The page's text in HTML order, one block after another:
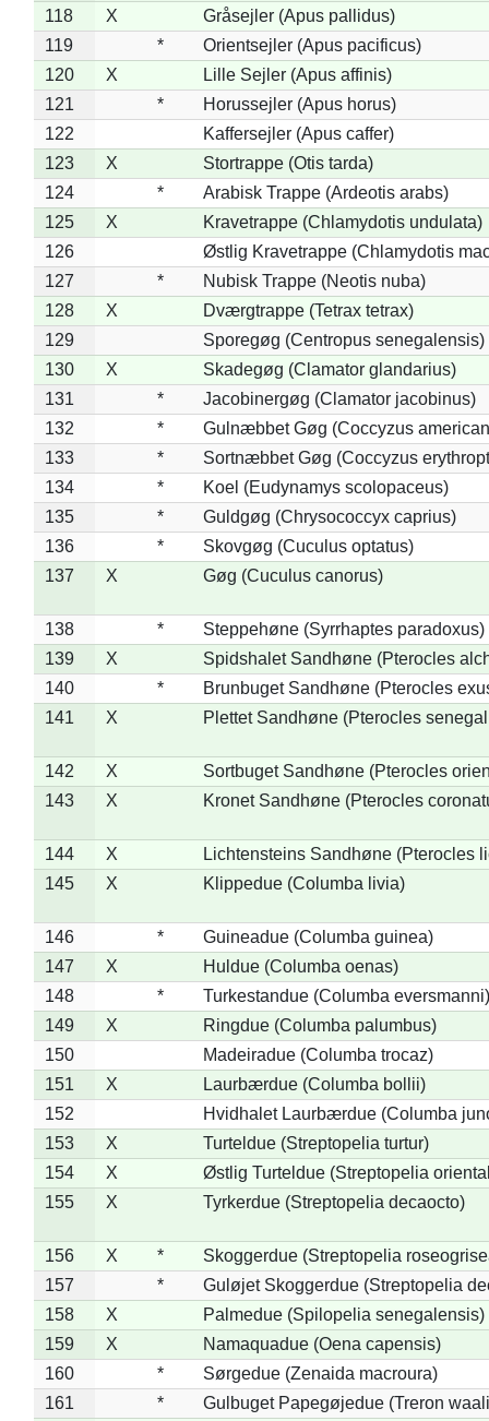
118
X
Gråsejler (Apus pallidus)
119
*
Orientsejler (Apus pacificus)
120
X
Lille Sejler (Apus affinis)
121
*
Horussejler (Apus horus)
122
Kaffersejler (Apus caffer)
123
X
Stortrappe (Otis tarda)
124
*
Arabisk Trappe (Ardeotis arabs)
125
X
Kravetrappe (Chlamydotis undulata)
126
Østlig Kravetrappe (Chlamydotis
127
*
Nubisk Trappe (Neotis nuba)
128
X
Dværgtrappe (Tetrax tetrax)
129
Sporegøg (Centropus senegalensis)
130
X
Skadegøg (Clamator glandarius)
131
*
Jacobinergøg (Clamator jacobinus)
132
*
Gulnæbbet Gøg (Coccyzus
133
*
Sortnæbbet Gøg (Coccyzus
134
*
Koel (Eudynamys scolopaceus)
135
*
Guldgøg (Chrysococcyx caprius)
136
*
Skovgøg (Cuculus optatus)
137
X Gøg (Cuculus canorus)
138 *
Steppehøne (Syrrhaptes paradoxus)
139
X
Spidshalet Sandhøne (Pterocles
140
*
Brunbuget Sandhøne (Pterocles
141
X Plettet Sandhøne (Pterocles
142 X
Sortbuget Sandhøne (Pterocles
143
X Kronet Sandhøne (Pterocles
144 X
Lichtensteins Sandhøne (Pterocles
145
X Klippedue (Columba livia)
146 *
Guineadue (Columba guinea)
147
X
Huldue (Columba oenas)
148
*
Turkestandue (Columba eversmanni)
149
X
Ringdue (Columba palumbus)
150
Madeiradue (Columba trocaz)
151
X
Laurbærdue (Columba bollii)
152
Hvidhalet Laurbærdue (Columba
153
X
Turteldue (Streptopelia turtur)
154
X
Østlig Turteldue (Streptopelia
155
X Tyrkerdue (Streptopelia decaocto)
156 X *
Skoggerdue (Streptopelia
157
*
Guløjet Skoggerdue (Streptopelia
158
X
Palmedue (Spilopelia senegalensis)
159
X
Namaquadue (Oena capensis)
160
*
Sørgedue (Zenaida macroura)
161
*
Gulbuget Papegøjedue (Treron